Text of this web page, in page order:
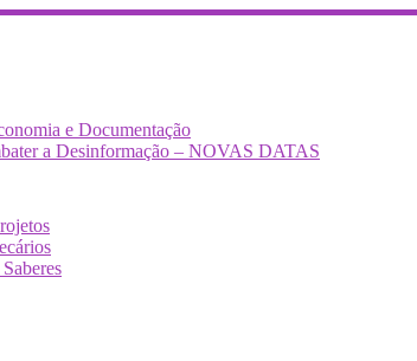
e Documentação
a Desinformação – NOVAS DATAS